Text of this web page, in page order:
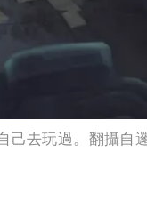
己去玩過。翻攝自